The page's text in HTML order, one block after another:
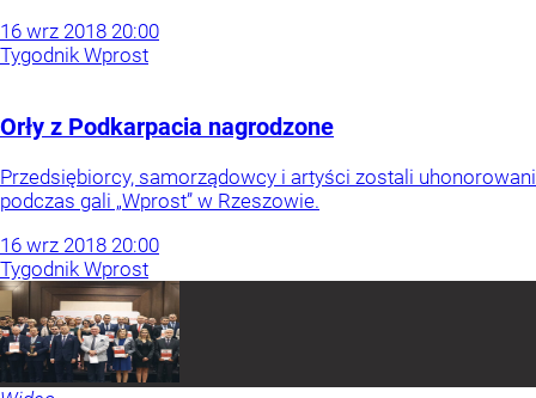
16 wrz 2018 20:00
Tygodnik Wprost
Orły z Podkarpacia nagrodzone
Przedsiębiorcy, samorządowcy i artyści zostali uhonorowani
podczas gali „Wprost” w Rzeszowie.
16 wrz 2018 20:00
Tygodnik Wprost